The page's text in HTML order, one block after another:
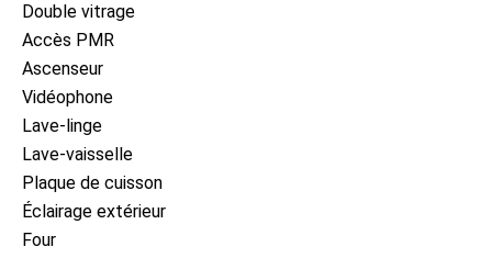
Double vitrage
Accès PMR
Ascenseur
Vidéophone
Lave-linge
Lave-vaisselle
Plaque de cuisson
Éclairage extérieur
Four